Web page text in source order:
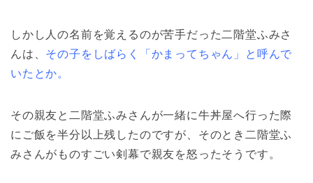
しかし人の名前を覚えるのが苦手だった二階堂ふみさ
んは、 その子をしばらく「かまってちゃん」と呼んで
いたとか。
その親友と二階堂ふみさんが一緒に牛丼屋へ行った際
にご飯を半分以上残したのですが、そのとき二階堂ふ
みさんがものすごい剣幕で親友を怒ったそうです。